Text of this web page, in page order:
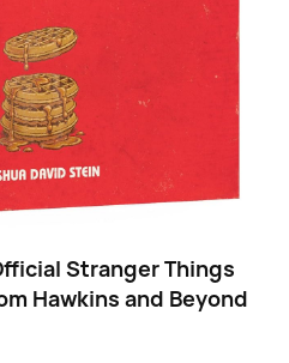
Stranger Things
Hawkins and Beyond